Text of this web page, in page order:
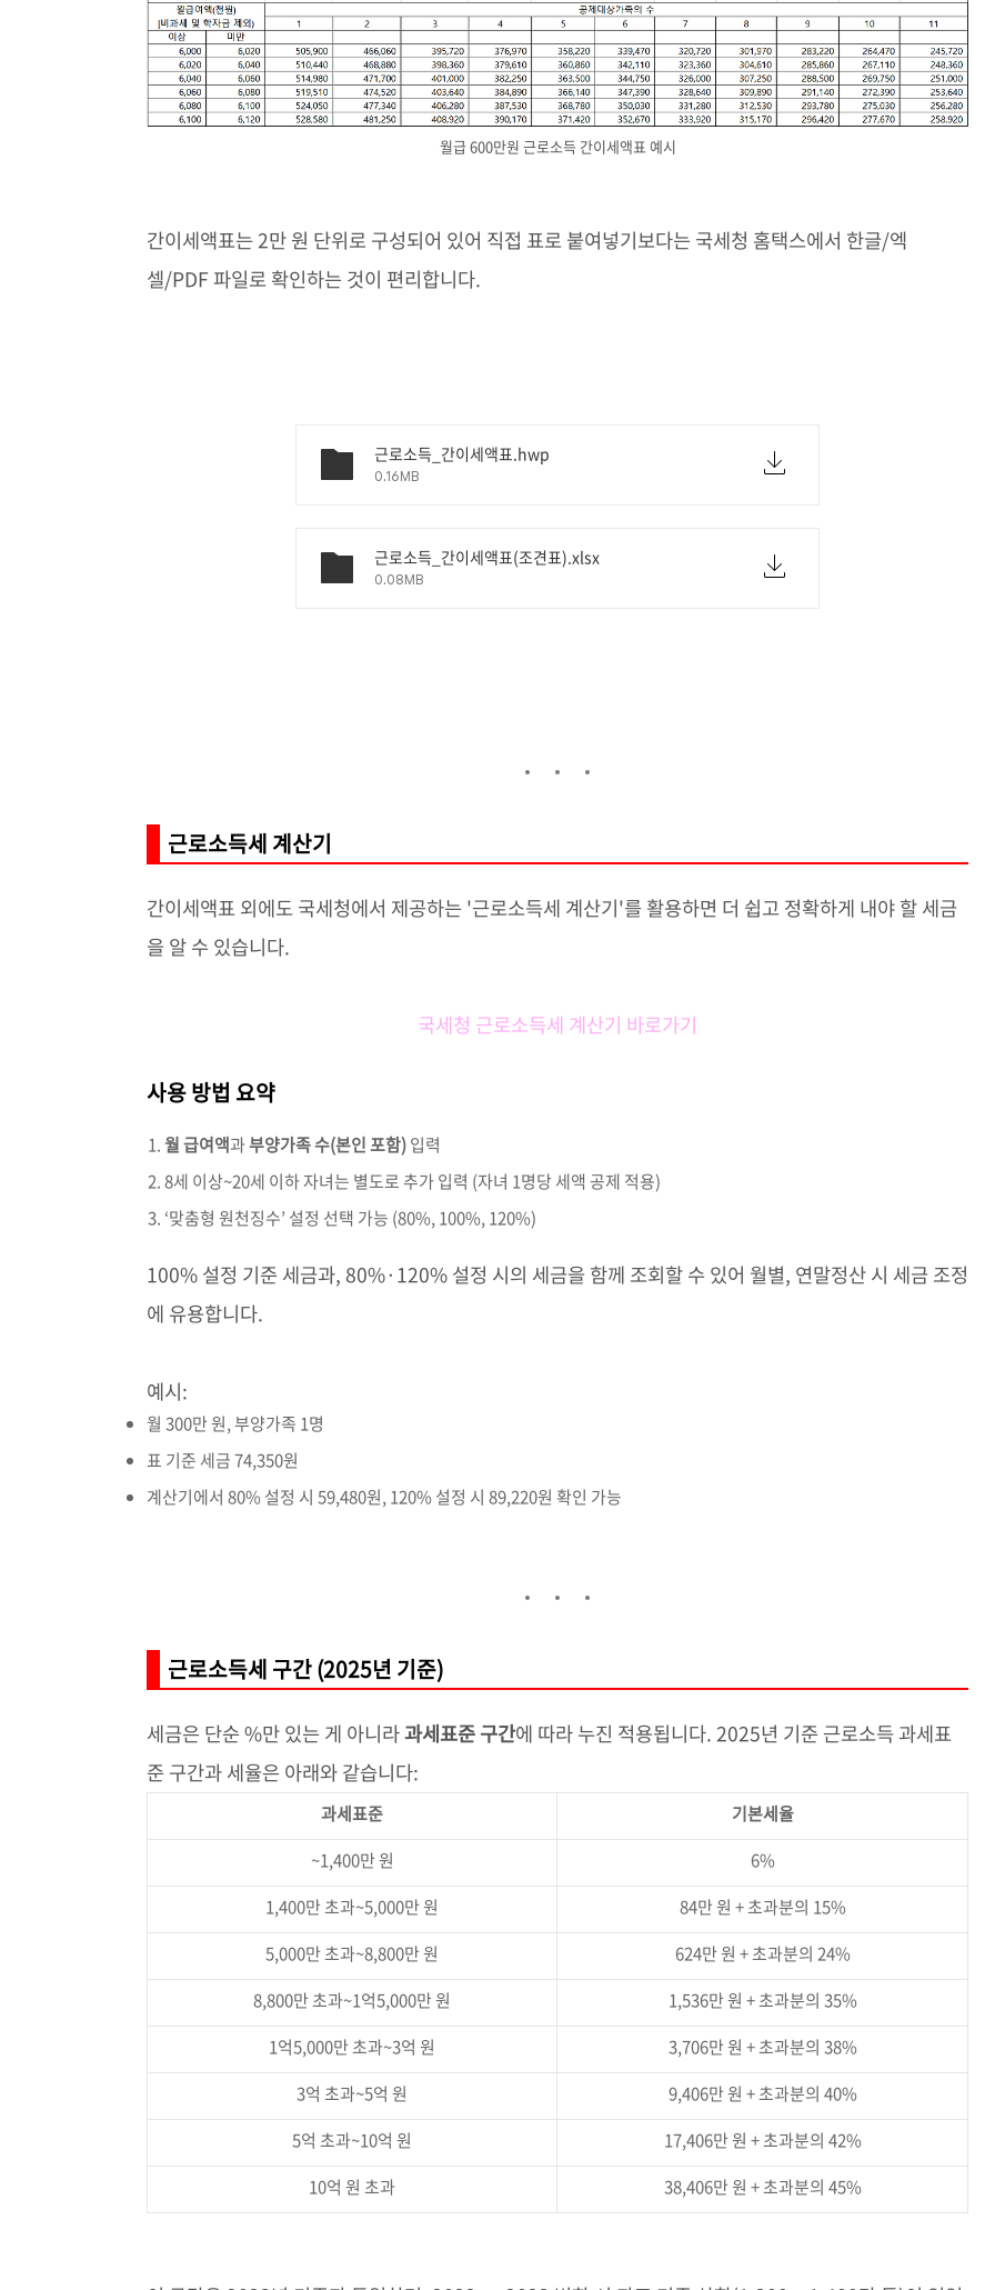
월급 600만원 근로소득 간이세액표 예시
간이세액표는 2만 원 단위로 구성되어 있어 직접 표로 붙여넣기보다는 국세청 홈택스에서 한글/엑
셀/PDF 파일로 확인하는 것이 편리합니다.
근로소득_간이세액표.hwp
0.16MB
근로소득_간이세액표(조견표).xlsx
0.08MB
근로소득세 계산기
간이세액표 외에도 국세청에서 제공하는 '근로소득세 계산기'를 활용하면 더 쉽고 정확하게 내야 할 세금
을 알 수 있습니다.
국세청 근로소득세 계산기 바로가기
사용 방법 요약
월 급여액과부양가족 수(본인 포함)입력
8세 이상~20세 이하 자녀는 별도로 추가 입력 (자녀 1명당 세액 공제 적용)
‘맞춤형 원천징수’ 설정 선택 가능 (80%, 100%, 120%)
100% 설정 기준 세금과, 80%·120% 설정 시의 세금을 함께 조회할 수 있어 월별, 연말정산 시 세금 조정
에 유용합니다.
예시:
월 300만 원, 부양가족 1명
표 기준 세금 74,350원
계산기에서 80% 설정 시 59,480원, 120% 설정 시 89,220원 확인 가능
근로소득세 구간 (2025년 기준)
세금은 단순 %만 있는 게 아니라과세표준 구간에 따라 누진 적용됩니다. 2025년 기준 근로소득 과세표
준 구간과 세율은 아래와 같습니다:
과세표준
기본세율
~1,400만 원
6%
1,400만 초과~5,000만 원
84만 원 + 초과분의 15%
5,000만 초과~8,800만 원
624만 원 + 초과분의 24%
8,800만 초과~1억5,000만 원
1,536만 원 + 초과분의 35%
1억5,000만 초과~3억 원
3,706만 원 + 초과분의 38%
3억 초과~5억 원
9,406만 원 + 초과분의 40%
5억 초과~10억 원
17,406만 원 + 초과분의 42%
10억 원 초과
38,406만 원 + 초과분의 45%